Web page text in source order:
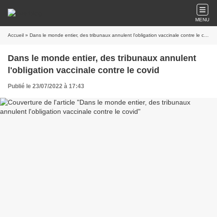
MENU
Accueil » Dans le monde entier, des tribunaux annulent l'obligation vaccinale contre le covid
Dans le monde entier, des tribunaux annulent
l'obligation vaccinale contre le covid
Publié le 23/07/2022 à 17:43